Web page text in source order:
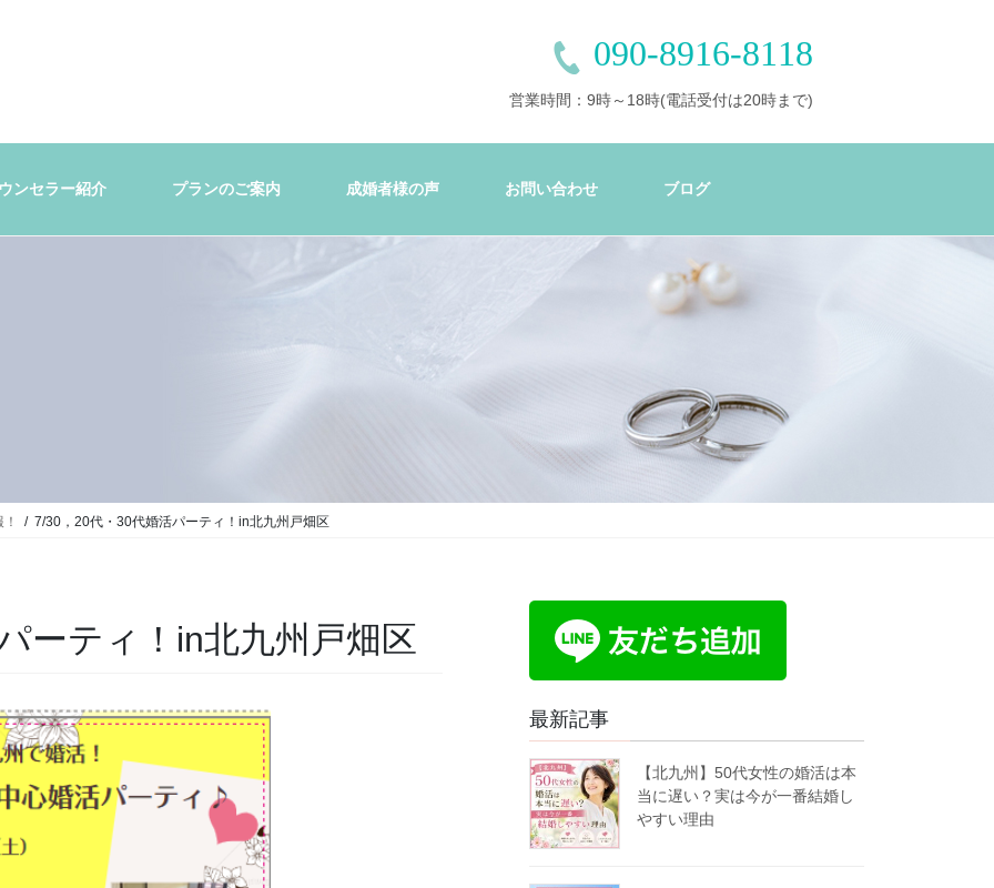
090-8916-8118
営業時間：9時～18時(電話受付は20時まで)
ンセラー紹介 プランのご案内 成婚者様の声 お問い合わせ ブログ
7/30，20代・30代婚活パーティ！in北九州戸畑区
ーティ！in北九州戸畑区
最新記事
【北九州】50代女性の婚活は本
当に遅い？実は今が一番結婚し
やすい理由